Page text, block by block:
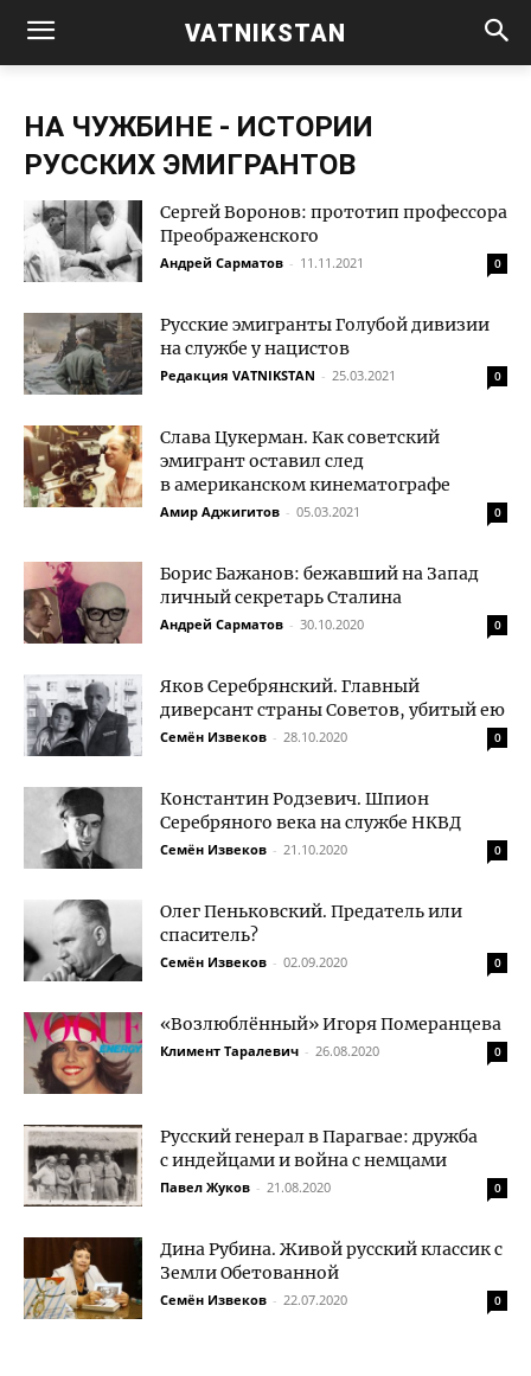
VATNIKSTAN
НА ЧУЖБИНЕ - ИСТОРИИ
РУССКИХ ЭМИГРАНТОВ
Сергей Воронов: прототип профессора
Преображенского
Андрей Сарматов - 11.11.2021 0
Русские эмигранты Голубой дивизии
на службе у нацистов
Редакция VATNIKSTAN - 25.03.2021 0
Слава Цукерман. Как советский
эмигрант оставил след
в американском кинематографе
Амир Аджигитов - 05.03.2021 0
Борис Бажанов: бежавший на Запад
личный секретарь Сталина
Андрей Сарматов - 30.10.2020 0
Яков Серебрянский. Главный
диверсант страны Советов, убитый ею
Семён Извеков - 28.10.2020 0
Константин Родзевич. Шпион
Серебряного века на службе НКВД
Семён Извеков - 21.10.2020 0
Олег Пеньковский. Предатель или
спаситель?
Семён Извеков - 02.09.2020 0
«Возлюблённый» Игоря Померанцева
Климент Таралевич - 26.08.2020 0
Русский генерал в Парагвае: дружба
с индейцами и война с немцами
Павел Жуков - 21.08.2020 0
Дина Рубина. Живой русский классик с
Земли Обетованной
Семён Извеков - 22.07.2020 0